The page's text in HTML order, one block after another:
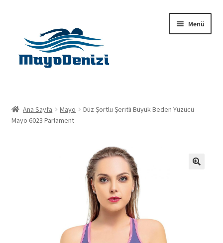
Menü
Ürünler
Ana Sayfa Mayo
Düz Şortlu Şeritli Büyük Beden Yüzücü
Mayo 6023 Parlament